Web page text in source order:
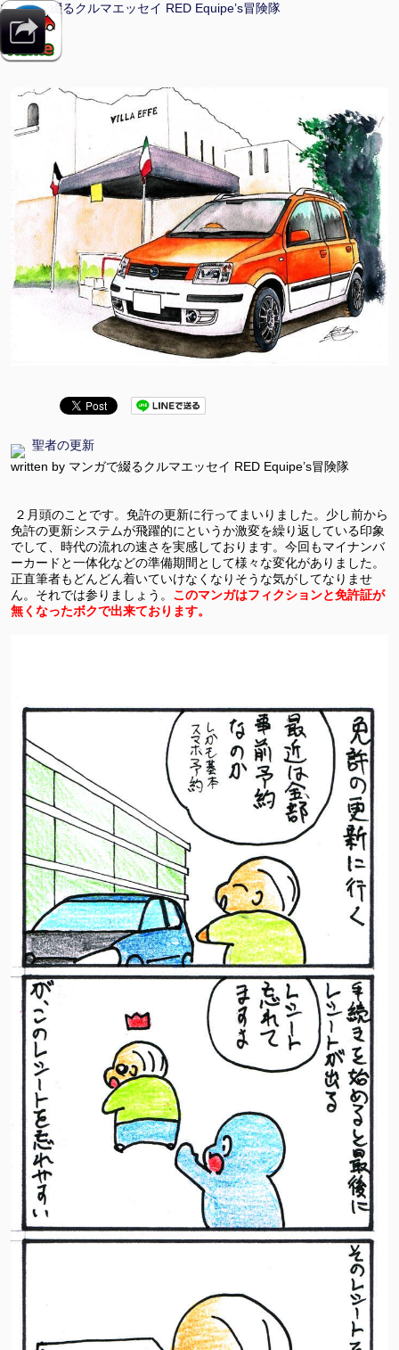
マンガで綴るクルマエッセイ RED Equipe’s冒険隊
聖者の更新
written by マンガで綴るクルマエッセイ RED Equipe’s冒険隊
２月頭のことです。免許の更新に行ってまいりました。少し前から
免許の更新システムが飛躍的にというか激変を繰り返している印象
でして、時代の流れの速さを実感しております。今回もマイナンバ
ーカードと一体化などの準備期間として様々な変化がありました。
正直筆者もどんどん着いていけなくなりそうな気がしてなりませ
ん。それでは参りましょう。 このマンガはフィクションと免許証が
無くなったボクで出来ております。